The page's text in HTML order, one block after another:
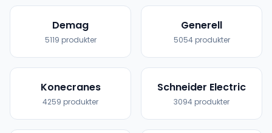
Demag
5119 produkter
Generell
5054produkter
Konecranes
4259 produkter
Schneider Electric
3094 produkter